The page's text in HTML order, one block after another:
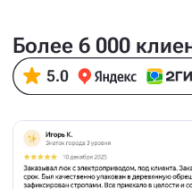
Более 6 000